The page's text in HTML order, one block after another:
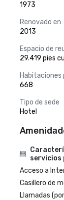
1973
Renovado en
2013
Espacio de
29.419 pies
Habitaciones
668
Tipo de sede
Hotel
servicios
Acceso a
Casillero de
Llamadas